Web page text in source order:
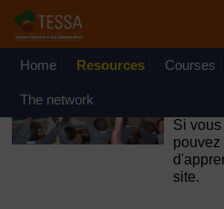
Passer au contenu principal
OpenLearn Create will be
August 2026 from 8am to
Home Resources Courses
The network
Si
pouvez
site.